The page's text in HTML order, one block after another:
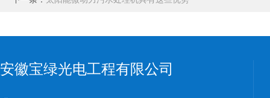
安徽宝绿光电工程有限公司